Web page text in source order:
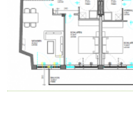
Kontakt
Newsletter
Impressum
Datenschutzerklärung – WeiserLeben